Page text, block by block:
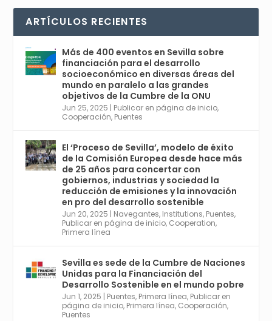
r
comienza en Sevilla este lunes 2 con la
Conferencia Internacional sobre Catálisis, y
con el Congreso de Parasitología. Del día 3 al
6, Congreso de Metodología de Ciencias
Sociales y la Salud; y los días 5 y 6 Jornadas
de Economía Industrial.
4
1 2 Twitter
Avata
r
Sevilla World @worldsevilla ·
21 May 2024
Conoce a @mvbim, la empresa sevillana
que ha sido pionera en España en el uso de
la tecnología BIM para digitalizar e
industrializar la arquitectura y la
construcción. Ver su dimensión
internacional en el reportaje de
@juanluispavon1 en @elCorreoWeb :
https://tinyurl.com/yfa2h55p
2 6 Twitter
ARTÍCULOS RECIENTES
Más de 400 eventos en Sevilla sobre
financiación para el desarrollo
socioeconómico en diversas áreas del
mundo en paralelo a las grandes
objetivos de la Cumbre de la ONU
Jun 25, 2025 | Publicar en página de inicio,
Cooperación, Puentes
El ‘Proceso de Sevilla’, modelo de éxito
de la Comisión Europea desde hace más
de 25 años para concertar con
gobiernos, industrias y sociedad la
reducción de emisiones y la innovación
en pro del desarrollo sostenible
Jun 20, 2025 | Navegantes, Institutions, Puentes,
Publicar en página de inicio, Cooperation,
Primera línea
Sevilla es sede de la Cumbre de Naciones
Unidas para la Financiación del
Desarrollo Sostenible en el mundo pobre
Jun 1, 2025 | Puentes, Primera línea, Publicar en
página de inicio, Primera línea, Cooperación,
Puentes